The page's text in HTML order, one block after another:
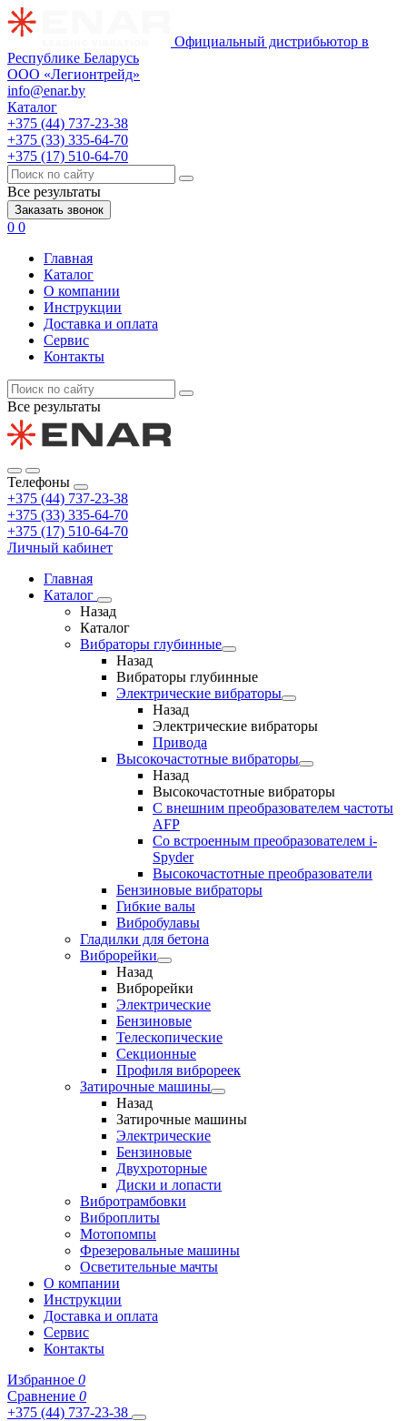
Официальный дистрибьютор в
Республике Беларусь
ООО «Легионтрейд»
info@enar.by
Каталог
+375 (44) 737-23-38
+375 (33) 335-64-70
+375 (17) 510-64-70
Все результаты
Заказать звонок
0 0
Главная
Каталог
О компании
Инструкции
Доставка и оплата
Сервис
Контакты
Все результаты
Телефоны
+375 (44) 737-23-38
+375 (33) 335-64-70
+375 (17) 510-64-70
Личный кабинет
Главная
Каталог
Назад
Каталог
Вибраторы глубинные
Назад
Вибраторы глубинные
Электрические вибраторы
Назад
Электрические вибраторы
Привода
Высокочастотные вибраторы
Назад
Высокочастотные вибраторы
С внешним преобразователем частоты
AFP
Cо встроенным преобразователем i-
Spyder
Высокочастотные преобразователи
Бензиновые вибраторы
Гибкие валы
Вибробулавы
Гладилки для бетона
Виброрейки
Назад
Виброрейки
Электрические
Бензиновые
Телескопические
Секционные
Профиля виброреек
Затирочные машины
Назад
Затирочные машины
Электрические
Бензиновые
Двухроторные
Диски и лопасти
Вибротрамбовки
Виброплиты
Мотопомпы
Фрезеровальные машины
Осветительные мачты
О компании
Инструкции
Доставка и оплата
Сервис
Контакты
Избранное 0
Сравнение 0
+375 (44) 737-23-38